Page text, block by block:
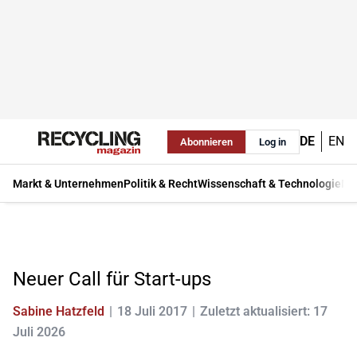
Abonnieren Log in DE EN
Markt & UnternehmenPolitik & RechtWissenschaft & Technologie
Neuer Call für Start-ups
Sabine Hatzfeld 18 Juli 2017
Zuletzt aktualisiert: 17
Juli 2026